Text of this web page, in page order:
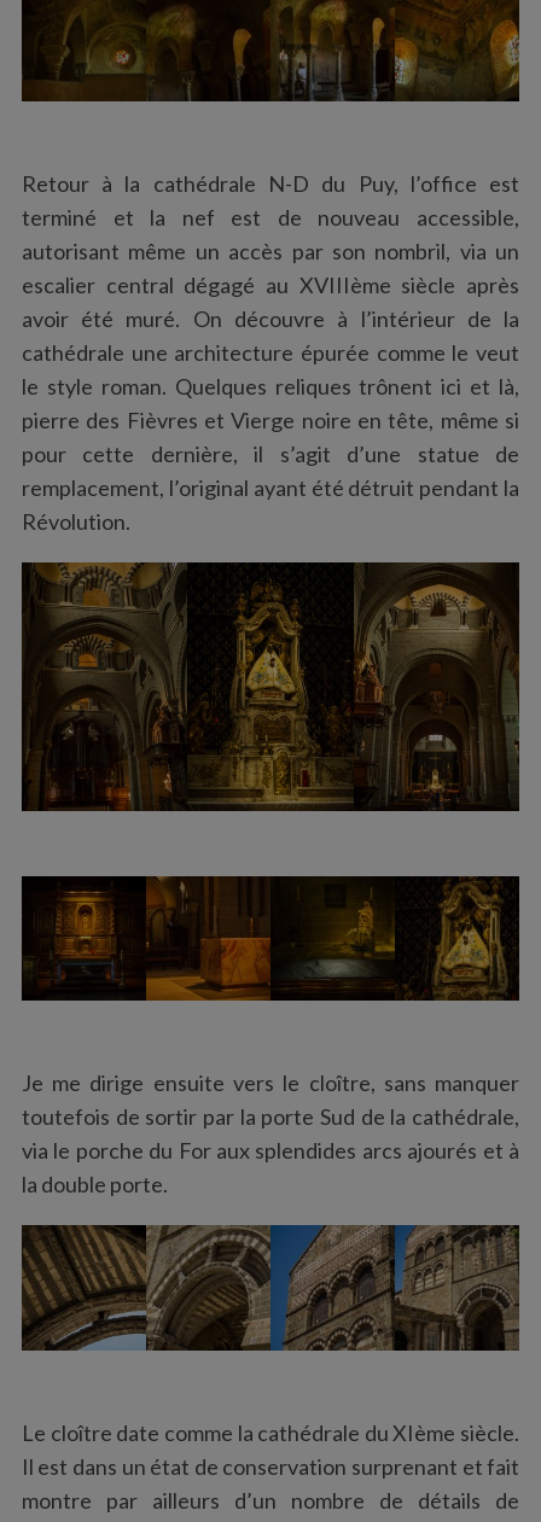
Retour à la cathédrale N-D du Puy, l’office est
terminé et la nef est de nouveau accessible,
autorisant même un accès par son nombril, via un
escalier central dégagé au XVIIIème siècle après
avoir été muré. On découvre à l’intérieur de la
cathédrale une architecture épurée comme le veut
le style roman. Quelques reliques trônent ici et là,
pierre des Fièvres et Vierge noire en tête, même si
pour cette dernière, il s’agit d’une statue de
remplacement, l’original ayant été détruit pendant la
Révolution.
Je me dirige ensuite vers le cloître, sans manquer
toutefois de sortir par la porte Sud de la cathédrale,
via le porche du For aux splendides arcs ajourés et à
la double porte.
Le cloître date comme la cathédrale du XIème siècle.
Il est dans un état de conservation surprenant et fait
montre par ailleurs d’un nombre de détails de